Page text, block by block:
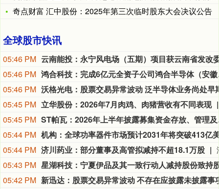
奇点财富 汇中股份：2025年第三次临时股东大会决议公告
全球股市快讯
05:46 PM
05:46 PM
鸿合
05:46 PM
05:45 PM 立华股份：2026年7月肉鸡、肉猪营收有不同表现
05:45 PM
ST帕
05:44 PM
05:44 PM 济川药业：部分董事及高管拟减持不超18.1万股
05:43 PM
05:42 PM